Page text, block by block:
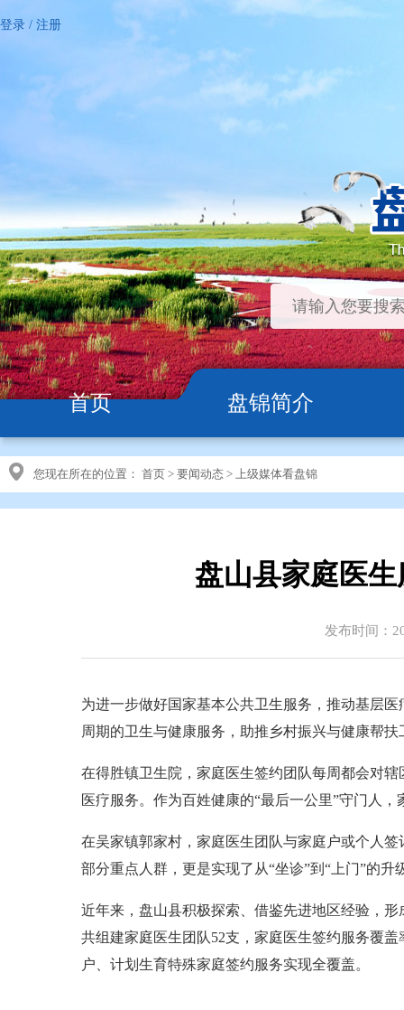
登录 / 注册
首页 盘锦简介
您现在所在的位置： 首页 > 要闻动态 > 上级媒体看盘锦
盘山县家庭医
发布时间：
为进一步做好国家基本公共卫生服务，推动基层
周期的卫生与健康服务，助推乡村振兴与健康帮
在得胜镇卫生院，家庭医生签约团队每周都会对
医疗服务。作为百姓健康的“最后一公里”守门人
在吴家镇郭家村，家庭医生团队与家庭户或个人
部分重点人群，更是实现了从“坐诊”到“上门”的
近年来，盘山县积极探索、借鉴先进地区经验，
共组建家庭医生团队52支，家庭医生签约服务覆
户、计划生育特殊家庭签约服务实现全覆盖。